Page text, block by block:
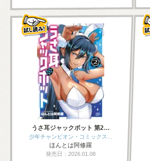
うさ耳ジャックポット 第2…
少年チャンピオン・コミックス…
ほんとは阿修羅
発売日：2026.01.08